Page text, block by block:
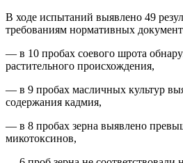
В ходе испытаний выявлено 49
требованиям нормативных
— в 10 пробах соевого шрота
растительного происхождения,
— в 9 пробах масличных культур
содержания кадмия,
— в 8 пробах зерна выявлено
микотоксинов,